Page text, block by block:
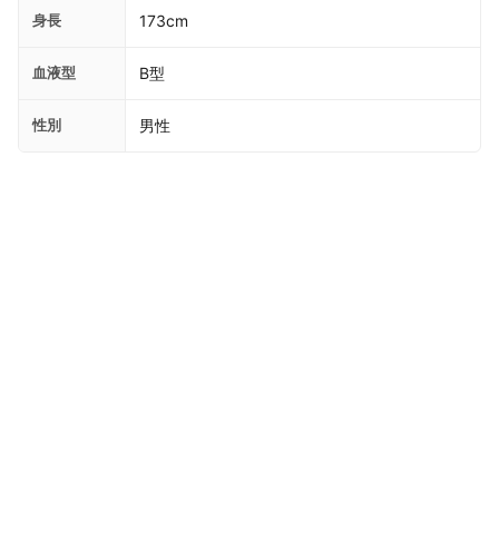
身長 173cm
血液型 B型
性別 男性